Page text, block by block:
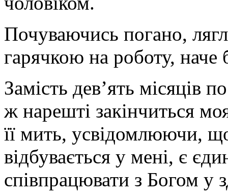
Почуваючись погано,
гарячкою на роботу, наче
Замість дев’ять місяців
ж нарешті закінчиться
її мить, усвідомлюючи,
відбувається у мені, є
співпрацювати з Богом у